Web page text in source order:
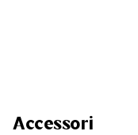
Accessori